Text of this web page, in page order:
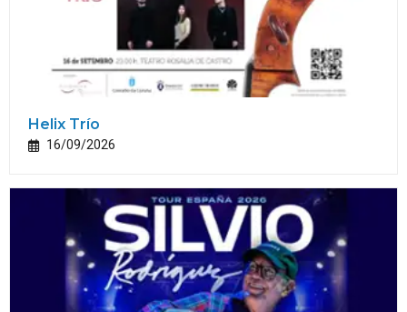
Helix Trío
16/09/2026